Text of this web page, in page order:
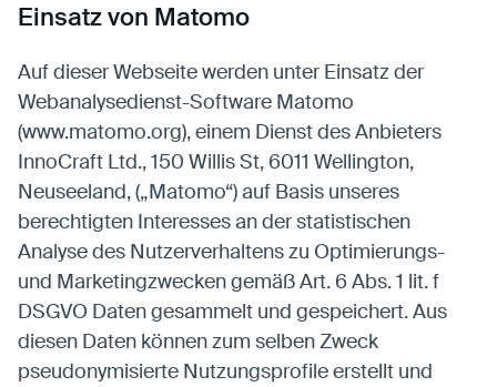
Einsatz von Matomo
Auf dieser Webseite werden unter Einsatz der
Webanalysedienst-Software Matomo
(www.matomo.org), einem Dienst des Anbieters
InnoCraft Ltd., 150 Willis St, 6011 Wellington,
Neuseeland, („Matomo“) auf Basis unseres
berechtigten Interesses an der statistischen
Analyse des Nutzerverhaltens zu Optimierungs-
und Marketingzwecken gemäß Art. 6 Abs. 1 lit. f
DSGVO Daten gesammelt und gespeichert. Aus
diesen Daten können zum selben Zweck
pseudonymisierte Nutzungsprofile erstellt und